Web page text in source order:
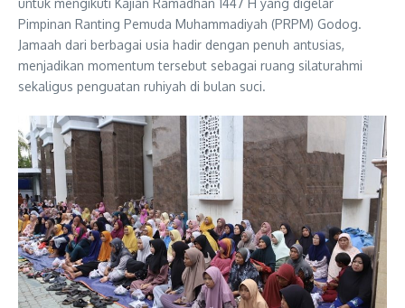
untuk mengikuti Kajian Ramadhan 1447 H yang digelar
Pimpinan Ranting Pemuda Muhammadiyah (PRPM) Godog.
Jamaah dari berbagai usia hadir dengan penuh antusias,
menjadikan momentum tersebut sebagai ruang silaturahmi
sekaligus penguatan ruhiyah di bulan suci.